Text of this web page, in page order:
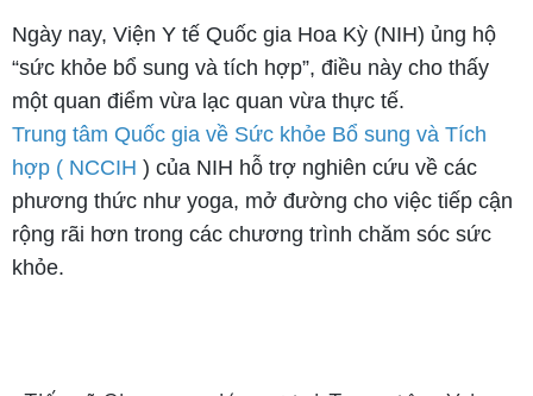
Ngày nay, Viện Y tế Quốc gia Hoa Kỳ (NIH) ủng hộ
“sức khỏe bổ sung và tích hợp”, điều này cho thấy
một quan điểm vừa lạc quan vừa thực tế.
Trung tâm Quốc gia về Sức khỏe Bổ sung và Tích
hợp ( NCCIH ) của NIH hỗ trợ nghiên cứu về các
phương thức như yoga, mở đường cho việc tiếp cận
rộng rãi hơn trong các chương trình chăm sóc sức
khỏe.